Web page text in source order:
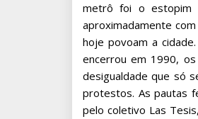
metrô foi o estopim
aproximadamente
hoje povoam a
encerrou em 1990,
desigualdade que só
protestos. As pautas
pelo coletivo Las